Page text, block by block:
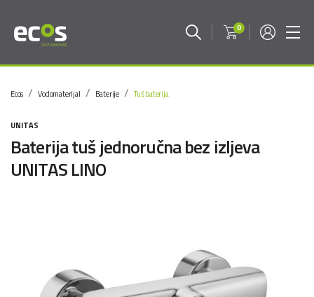
0
Ecos Vodomaterijal Baterije Tuš baterija
UNITAS
Baterija tuš jednoručna bez izljeva
UNITAS LINO